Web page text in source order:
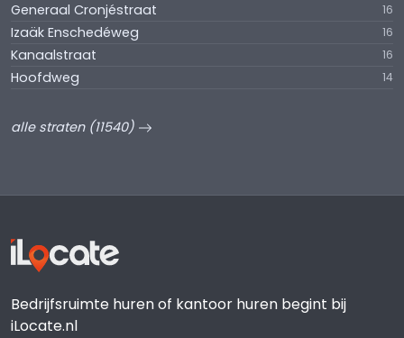
Generaal Cronjéstraat 16
Izaäk Enschedéweg 16
Kanaalstraat 16
Hoofdweg 14
alle straten (11540)
Bedrijfsruimte huren of kantoor huren begint bij
iLocate.nl